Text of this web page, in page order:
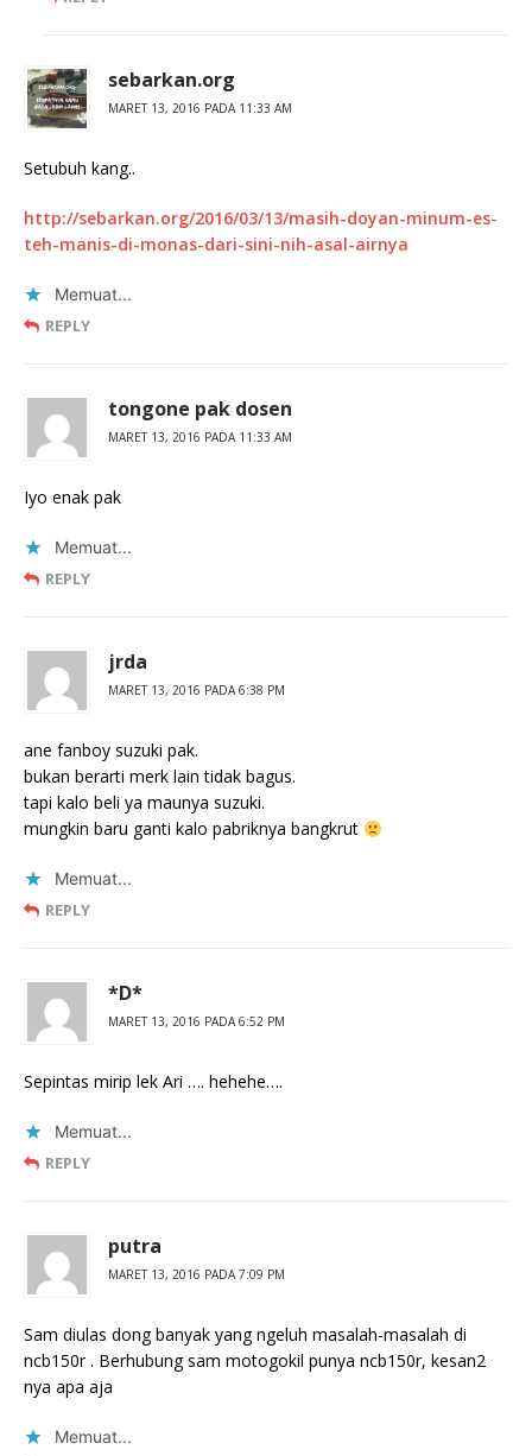
sebarkan.org
MARET 13, 2016 PADA 11:33 AM
Setubuh kang..
http://sebarkan.org/2016/03/13/masih-doyan-minum-es-
teh-manis-di-monas-dari-sini-nih-asal-airnya
Memuat...
REPLY
tongone pak dosen
MARET 13, 2016 PADA 11:33 AM
Iyo enak pak
Memuat...
REPLY
jrda
MARET 13, 2016 PADA 6:38 PM
ane fanboy suzuki pak.
bukan berarti merk lain tidak bagus.
tapi kalo beli ya maunya suzuki.
mungkin baru ganti kalo pabriknya bangkrut
Memuat...
REPLY
*D*
MARET 13, 2016 PADA 6:52 PM
Sepintas mirip lek Ari …. hehehe….
Memuat...
REPLY
putra
MARET 13, 2016 PADA 7:09 PM
Sam diulas dong banyak yang ngeluh masalah-masalah di
ncb150r . Berhubung sam motogokil punya ncb150r, kesan2
nya apa aja
Memuat...